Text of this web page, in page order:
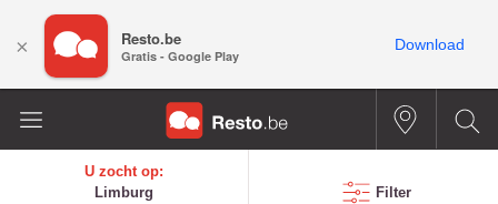
U zocht op:
Limburg
Filter
× Resto.be
Gratis - Google Play
Download